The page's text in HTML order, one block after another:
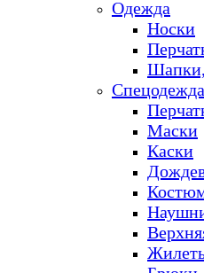
Одежда
Носки
Спецодежда
Маски
Каски